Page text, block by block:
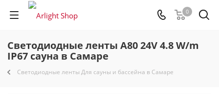
0
Светодиодные ленты A80 24V 4.8 W/m
IP67 сауна в Самаре
Светодиодные ленты Для сауны и бассейна в Самаре